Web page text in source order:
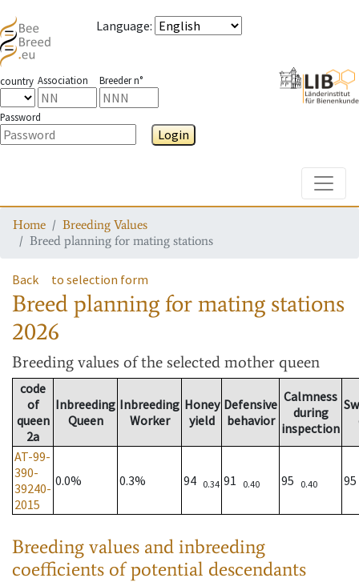
Language:
country Association Breeder n°
Password
Login
Home
Breeding Values
Breed planning for mating stations
Back to selection form
Breed planning for mating stations
2026
Breeding values of the selected mother queen
code
of
queen
2a
Inbreeding
Queen
Inbreeding
Worker
Honey
yield
Defensive
behavior
Calmness
during
inspection
AT-99-
390-
39240-
2015
0.0% 0.3% 94 0.34 91 0.40 95 0.40
Breeding values and inbreeding
coefficients of potential descendants